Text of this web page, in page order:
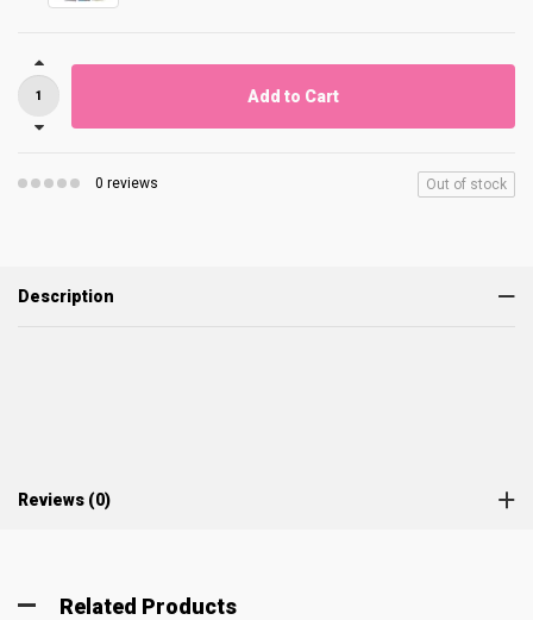
Add to Cart
0 reviews Out of stock
Description
Reviews (0)
Related Products